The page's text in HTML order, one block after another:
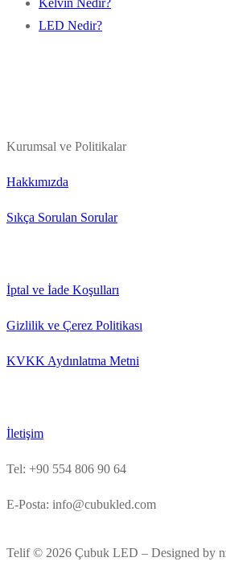
Kelvin Nedir?
LED Nedir?
Kurumsal ve Politikalar
Hakkımızda
Sıkça Sorulan Sorular
İptal ve İade Koşulları
Gizlilik ve Çerez Politikası
KVKK Aydınlatma Metni
İletişim
Tel: +90 554 806 90 64
E-Posta: info@cubukled.com
Telif © 2026 Çubuk LED – Designed by